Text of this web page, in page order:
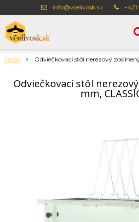
info@vcelivosk.sk +421
Úvod Odviečkovací stôl nerezový
Odviečkovací stôl
mm,